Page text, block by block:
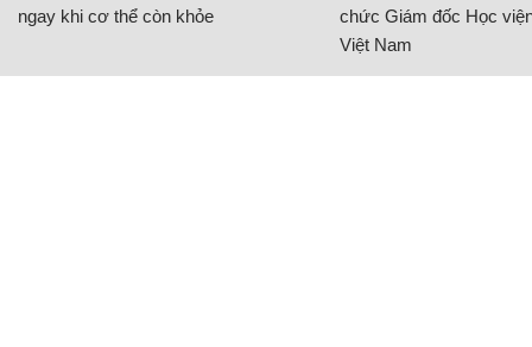
ngay khi cơ thể còn khỏe
chức Giám đốc Học
Việt Nam